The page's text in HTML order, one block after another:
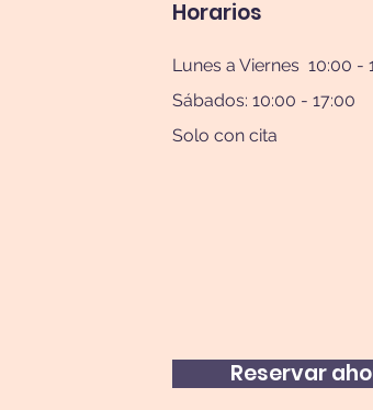
Horarios
Lunes a Viernes 10:00 -
Sábados: 10:00 - 17:00
Solo con cita
Reservar